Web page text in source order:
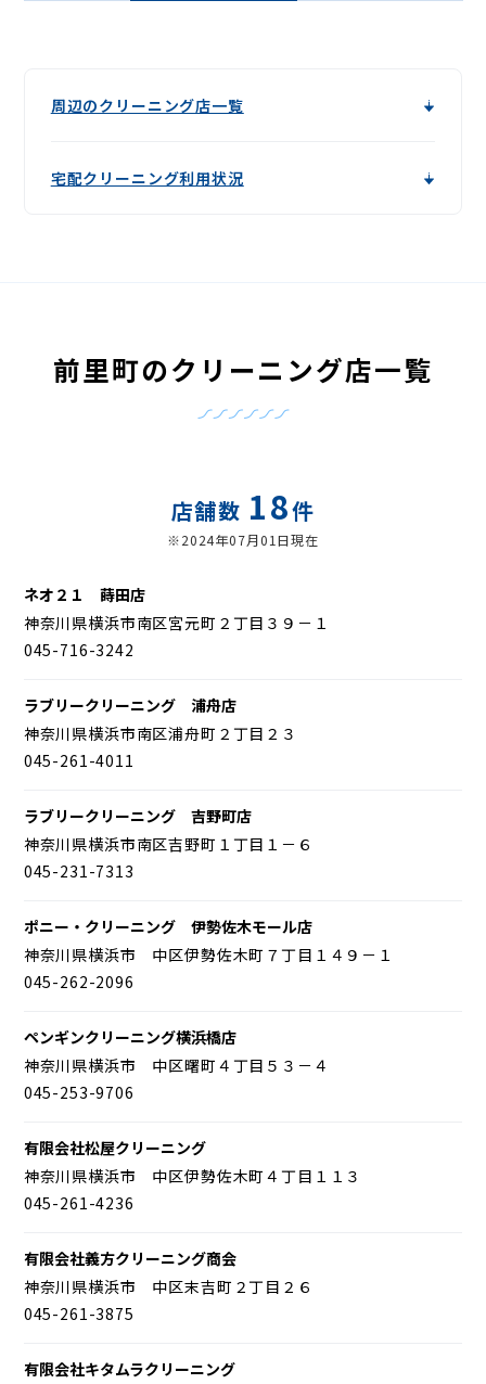
周辺のクリーニング店一覧
宅配クリーニング利用状況
前里町のクリーニング店一覧
店舗数 18件
※2024年07月01日現在
ネオ２１ 蒔田店
神奈川県横浜市南区宮元町２丁目３９－１
045-716-3242
ラブリークリーニング 浦舟店
神奈川県横浜市南区浦舟町２丁目２３
045-261-4011
ラブリークリーニング 吉野町店
神奈川県横浜市南区吉野町１丁目１－６
045-231-7313
ポニー・クリーニング 伊勢佐木モール店
神奈川県横浜市 中区伊勢佐木町７丁目１４９－１
045-262-2096
ペンギンクリーニング横浜橋店
神奈川県横浜市 中区曙町４丁目５３－４
045-253-9706
有限会社松屋クリーニング
神奈川県横浜市 中区伊勢佐木町４丁目１１３
045-261-4236
有限会社義方クリーニング商会
神奈川県横浜市 中区末吉町２丁目２６
045-261-3875
有限会社キタムラクリーニング